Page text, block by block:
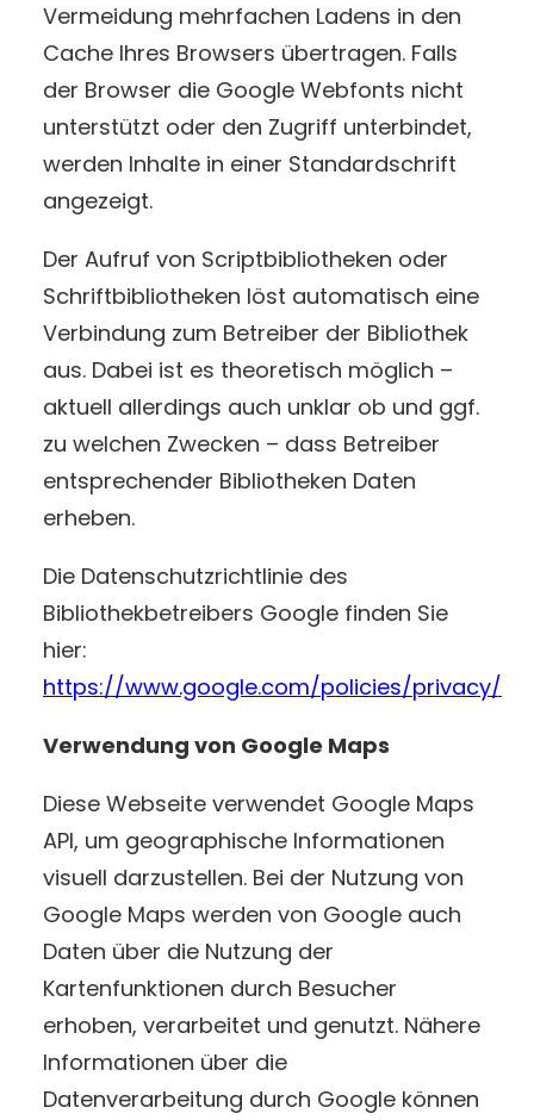
Vermeidung mehrfachen Ladens in den
Cache Ihres Browsers übertragen. Falls
der Browser die Google Webfonts nicht
unterstützt oder den Zugriff unterbindet,
werden Inhalte in einer Standardschrift
angezeigt.
Der Aufruf von Scriptbibliotheken oder
Schriftbibliotheken löst automatisch eine
Verbindung zum Betreiber der Bibliothek
aus. Dabei ist es theoretisch möglich –
aktuell allerdings auch unklar ob und ggf.
zu welchen Zwecken – dass Betreiber
entsprechender Bibliotheken Daten
erheben.
Die Datenschutzrichtlinie des
Bibliothekbetreibers Google finden Sie
hier:
https://www.google.com/policies/privacy/
Verwendung von Google Maps
Diese Webseite verwendet Google Maps
API, um geographische Informationen
visuell darzustellen. Bei der Nutzung von
Google Maps werden von Google auch
Daten über die Nutzung der
Kartenfunktionen durch Besucher
erhoben, verarbeitet und genutzt. Nähere
Informationen über die
Datenverarbeitung durch Google können